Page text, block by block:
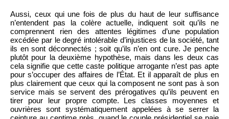
Aussi, ceux qui une fois de plus du haut de leur suffisance
n’entendent pas la colère actuelle, indiquent soit qu’ils ne
comprennent rien des attentes légitimes d’une population
excédée par le degré intolérable d’injustices de la société, tant
ils en sont déconnectés ; soit qu’ils n’en ont cure. Je penche
plutôt pour la deuxième hypothèse, mais dans les deux cas
cela signifie que cette caste politique arrogante n’est pas apte
pour s’occuper des affaires de l’État. Et il apparaît de plus en
plus clairement que ceux qui la composent ne sont pas à son
service mais se servent des prérogatives qu’ils peuvent en
tirer pour leur propre compte. Les classes moyennes et
ouvrières sont systématiquement appelées à se serrer la